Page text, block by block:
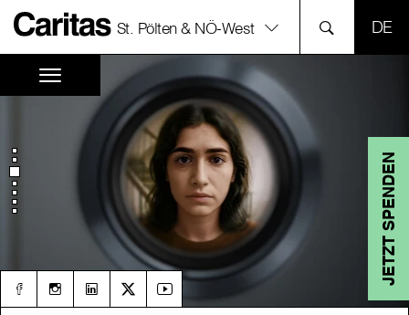
St. Pölten & NÖ-West
JETZT SPENDEN